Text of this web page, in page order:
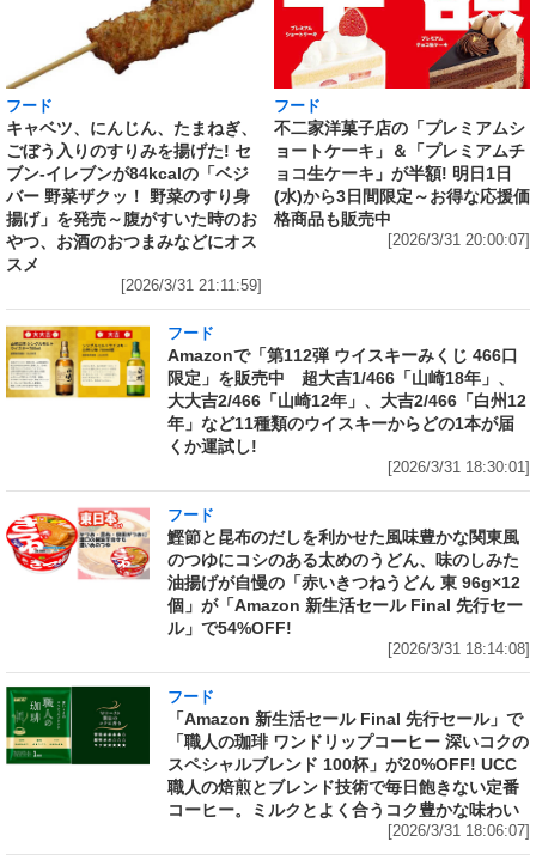
フード
キャベツ、にんじん、たまねぎ、
ごぼう入りのすりみを揚げた! セ
ブン‐イレブンが84kcalの「ベジ
バー 野菜ザクッ！ 野菜のすり身
揚げ」を発売～腹がすいた時のお
やつ、お酒のおつまみなどにオス
スメ
[2026/3/31 21:11:59]
フード
不二家洋菓子店の「プレミアムシ
ョートケーキ」＆「プレミアムチ
ョコ生ケーキ」が半額! 明日1日
(水)から3日間限定～お得な応援価
格商品も販売中
[2026/3/31 20:00:07]
フード
Amazonで「第112弾 ウイスキーみくじ 466口
限定」を販売中 超大吉1/466「山崎18年」、
大大吉2/466「山崎12年」、大吉2/466「白州12
年」など11種類のウイスキーからどの1本が届
くか運試し!
[2026/3/31 18:30:01]
フード
鰹節と昆布のだしを利かせた風味豊かな関東風
のつゆにコシのある太めのうどん、味のしみた
油揚げが自慢の「赤いきつねうどん 東 96g×12
個」が「Amazon 新生活セール Final 先行セー
ル」で54%OFF!
[2026/3/31 18:14:08]
フード
「Amazon 新生活セール Final 先行セール」で
「職人の珈琲 ワンドリップコーヒー 深いコクの
スペシャルブレンド 100杯」が20%OFF! UCC
職人の焙煎とブレンド技術で毎日飽きない定番
コーヒー。ミルクとよく合うコク豊かな味わい
[2026/3/31 18:06:07]